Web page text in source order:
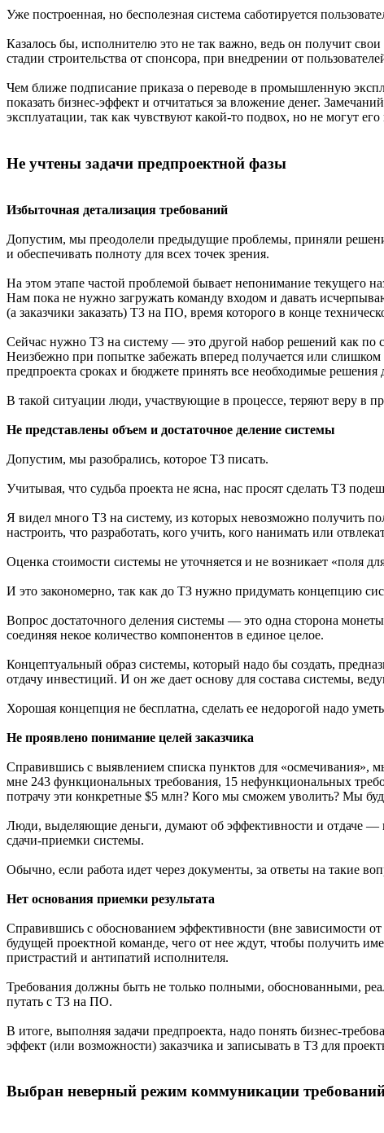
Уже построенная, но бесполезная система саботируется
Казалось бы, исполнителю это не так важно, ведь он получит
стадии строительства от спонсора, при внедрении от
Чем ближе подписание приказа о переводе в промышленную
показать бизнес-эффект и отчитаться за вложение денег.
эксплуатации, так как чувствуют какой-то подвох, но не могут его
Не учтены задачи предпроектной фазы
Избыточная детализация требований
Допустим, мы преодолели предыдущие проблемы, приняли
и обеспечивать полноту для всех точек зрения.
На этом этапе частой проблемой бывает непонимание текущего
Нам пока не нужно загружать команду входом и давать
(а заказчики заказать) ТЗ на ПО, время которого в конце
Сейчас нужно ТЗ на систему — это другой набор решений как по
Неизбежно при попытке забежать вперед получается или
предпроекта сроках и бюджете принять все необходимые решения
В такой ситуации люди, участвующие в процессе, теряют веру в
Не представлены объем и достаточное деление системы
Допустим, мы разобрались, которое ТЗ писать.
Учитывая, что судьба проекта не ясна, нас просят сделать ТЗ
Я видел много ТЗ на систему, из которых невозможно получить
настроить, что разработать, кого учить, кого нанимать или
Оценка стоимости системы не уточняется и не возникает «поля
И это закономерно, так как до ТЗ нужно придумать концепцию
Вопрос достаточного деления системы — это одна сторона
соединяя некое количество компонентов в единое целое.
Концептуальный образ системы, который надо бы создать,
отдачу инвестиций. И он же дает основу для состава системы,
Хорошая концепция не бесплатна, сделать ее недорогой надо
Не проявлено понимание целей заказчика
Справившись с выявлением списка пунктов для «осмечивания»,
мне 243 функциональных требования, 15 нефункциональных
потрачу эти конкретные $5 млн? Кого мы сможем уволить? Мы
Люди, выделяющие деньги, думают об эффективности и отдаче —
сдачи-приемки системы.
Обычно, если работа идет через документы, за ответы на такие
Нет основания приемки результата
Справившись с обоснованием эффективности (вне зависимости
будущей проектной команде, чего от нее ждут, чтобы получить
пристрастий и антипатий исполнителя.
Требования должны быть не только полными, обоснованными,
путать с ТЗ на ПО.
В итоге, выполняя задачи предпроекта, надо понять бизнес-
эффект (или возможности) заказчика и записывать в ТЗ для
Выбран неверный режим коммуникации